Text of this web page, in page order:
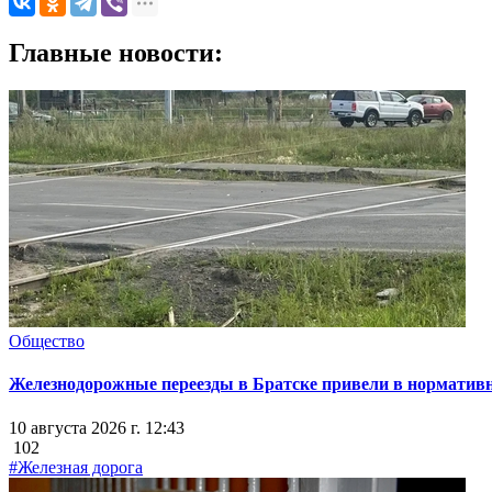
Главные новости:
Общество
Железнодорожные переезды в Братске привели в
10 августа 2026 г. 12:43
102
#Железная дорога